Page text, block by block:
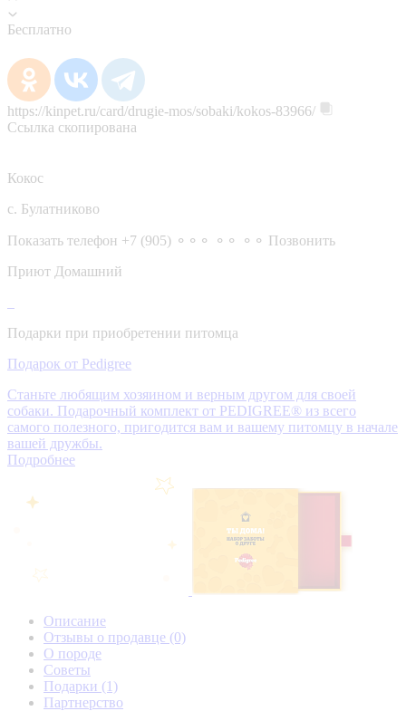
Бесплатно
https://kinpet.ru/card/drugie-mos/sobaki/kokos-83966/
Ссылка скопирована
Кокос
с. Булатниково
Показать телефон +7 (905) ⚬⚬⚬ ⚬⚬ ⚬⚬ Позвонить
Приют Домашний
Подарки при приобретении питомца
Подарок от Pedigree
Станьте любящим хозяином и верным другом для своей
собаки. Подарочный комплект от PEDIGREE® из всего
самого полезного, пригодится вам и вашему питомцу в начале
вашей дружбы.
Подробнее
Описание
Отзывы о продавце (0)
О породе
Советы
Подарки (1)
Партнерство